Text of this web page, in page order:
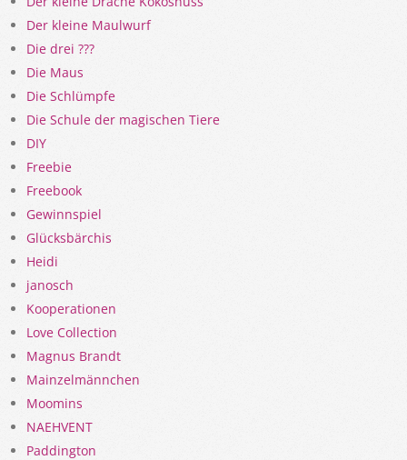
Der kleine Maulwurf
Die drei ???
Die Maus
Die Schlümpfe
Die Schule der magischen Tiere
DIY
Freebie
Freebook
Gewinnspiel
Glücksbärchis
Heidi
janosch
Kooperationen
Love Collection
Magnus Brandt
Mainzelmännchen
Moomins
NAEHVENT
Paddington